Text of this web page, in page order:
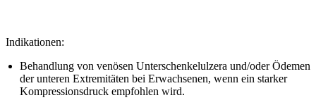
Indikationen:
Behandlung von venösen Unterschenkelulzera und/oder Ödemen
der unteren Extremitäten bei Erwachsenen, wenn ein starker
Kompressionsdruck empfohlen wird.